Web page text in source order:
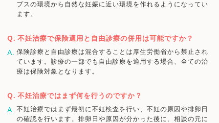
プスの環境から自然な妊娠に近い環境を作れるようになってい
ます。
不妊治療で保険適用と自由診療の併用は可能ですか？
保険診療と自由診療は混合することは厚生労働省から禁止され
ています。診療の一部でも自由診療を適用する場合、全ての治
療は保険対象となります。
不妊治療ではまず何を行うのですか？
不妊治療ではまず最初に不妊検査を行い、不妊の原因や排卵日
の確認を行います。排卵日や原因が分かった後に、相談の元に